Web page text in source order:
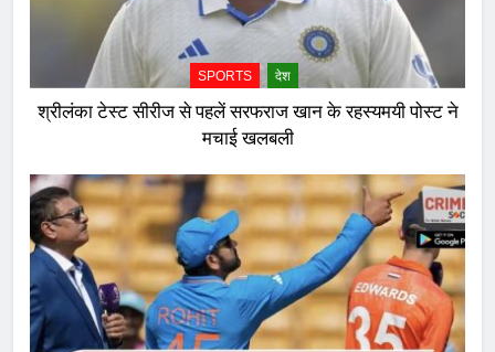
SPORTS देश
श्रीलंका टेस्ट सीरीज से पहलें सरफराज खान के रहस्यमयी पोस्ट ने
मचाई खलबली